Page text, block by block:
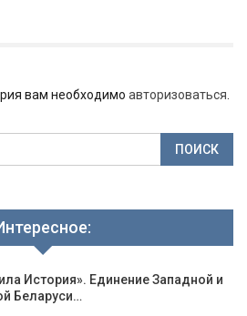
вам необходимо авторизоваться
История». Единение Западной и
Беларуси…